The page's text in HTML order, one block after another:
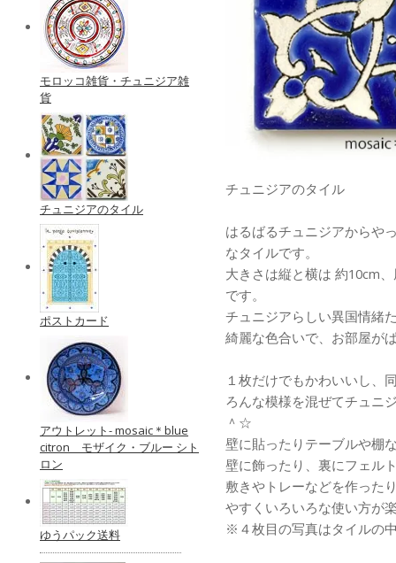
チュニジアのタイル
はるばるチュニジアからや
なタイルです。
大きさは縦と横は 約10cm
です。
チュニジアらしい異国情緒
綺麗な色合いで、お部屋が
１枚だけでもかわいいし、
ろんな模様を混ぜてチュニ
＾☆
壁に貼ったりテーブルや棚
壁に飾ったり、裏にフェル
敷きやトレーなどを作った
やすくいろいろな使い方が
※４枚目の写真はタイルの
モロッコ雑貨・チュニジア雑
貨
チュニジアのタイル
ポストカード
アウトレット- mosaic＊blue
citron モザイク・ブルー シト
ロン
ゆうパック送料